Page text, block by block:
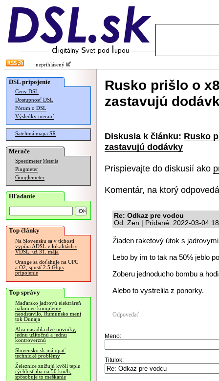
neprihlásený
DSL pripojenie
Ceny DSL
Dostupnosť DSL
Fórum o DSL
Výsledky meraní
Satelitná mapa SR
Merače
Speedmeter Merania
Pingmeter
Googlemeter
Hľadanie
Top články
Na Slovensku sa v tichosti
vypína ADSL v lokalitách s
VDSL, už 31. mája
Orange sa doťahuje na UPC
a O2, spustí 2.5 Gbps
pripojenie
Top správy
Maďarsko jadrovú elektráreň
nakoniec kompletne
neodstavilo, Rumunsko mení
tok Dunaja
Alza nasadila dve novinky,
jednu užitočnú a jednu
kontroverznú
Slovensko.sk má opäť
technické problémy
Železnice znižujú kvôli teplu
rýchlosť iba na 50 km/h,
spôsobuje to meškanie
Rusko prišlo o
zastavujú
Diskusia k článku: Rusko
zastavujú dodávky
Prispievajte do diskusií ako
Komentár, na ktorý
Re: Odkaz pre vodcu
Od: Zen | Pridané: 2022-03-04
Žiaden raketový útok s
Lebo by im to tak na 50% jeblo
Zoberu jednoducho bombu a
Alebo to vystrelila z ponorky.
Odpovedať
Meno:
Titulok: